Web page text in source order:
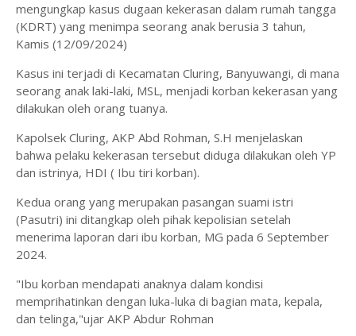
mengungkap kasus dugaan kekerasan dalam rumah tangga
(KDRT) yang menimpa seorang anak berusia 3 tahun,
Kamis (12/09/2024)
Kasus ini terjadi di Kecamatan Cluring, Banyuwangi, di mana
seorang anak laki-laki, MSL, menjadi korban kekerasan yang
dilakukan oleh orang tuanya.
Kapolsek Cluring, AKP Abd Rohman, S.H menjelaskan
bahwa pelaku kekerasan tersebut diduga dilakukan oleh YP
dan istrinya, HDI ( Ibu tiri korban).
Kedua orang yang merupakan pasangan suami istri
(Pasutri) ini ditangkap oleh pihak kepolisian setelah
menerima laporan dari ibu korban, MG pada 6 September
2024.
"Ibu korban mendapati anaknya dalam kondisi
memprihatinkan dengan luka-luka di bagian mata, kepala,
dan telinga,"ujar AKP Abdur Rohman